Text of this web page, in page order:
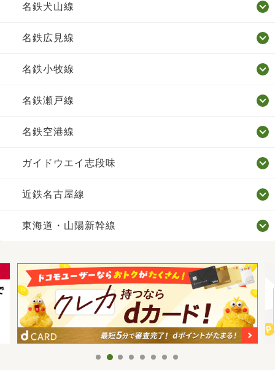
名鉄犬山線
名鉄広見線
名鉄小牧線
名鉄瀬戸線
名鉄空港線
ガイドウエイ志段味
近鉄名古屋線
東海道・山陽新幹線